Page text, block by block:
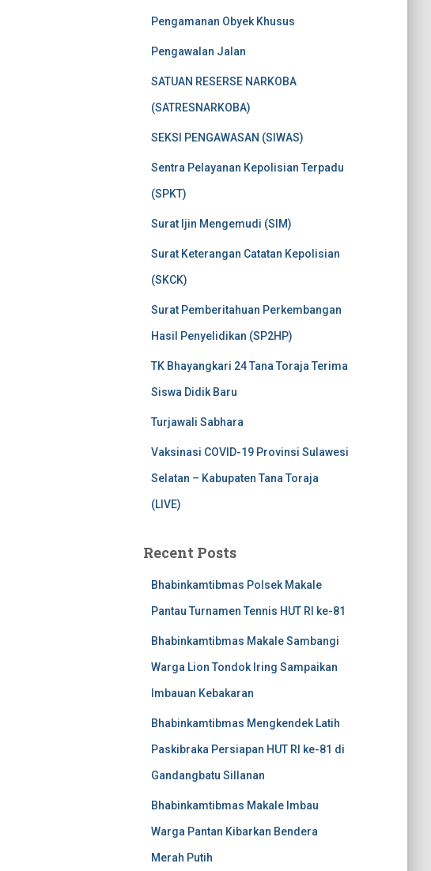
Pengamanan Obyek Khusus
Pengawalan Jalan
SATUAN RESERSE NARKOBA
(SATRESNARKOBA)
SEKSI PENGAWASAN (SIWAS)
Sentra Pelayanan Kepolisian Terpadu
(SPKT)
Surat Ijin Mengemudi (SIM)
Surat Keterangan Catatan Kepolisian
(SKCK)
Surat Pemberitahuan Perkembangan
Hasil Penyelidikan (SP2HP)
TK Bhayangkari 24 Tana Toraja Terima
Siswa Didik Baru
Turjawali Sabhara
Vaksinasi COVID-19 Provinsi Sulawesi
Selatan – Kabupaten Tana Toraja
(LIVE)
Recent Posts
Bhabinkamtibmas Polsek Makale
Pantau Turnamen Tennis HUT RI ke-81
Bhabinkamtibmas Makale Sambangi
Warga Lion Tondok Iring Sampaikan
Imbauan Kebakaran
Bhabinkamtibmas Mengkendek Latih
Paskibraka Persiapan HUT RI ke-81 di
Gandangbatu Sillanan
Bhabinkamtibmas Makale Imbau
Warga Pantan Kibarkan Bendera
Merah Putih